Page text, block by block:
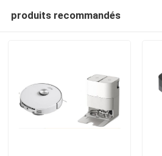
produits recommandés